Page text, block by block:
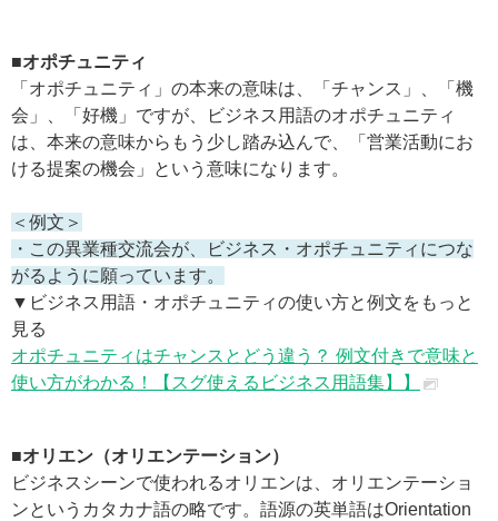
■オポチュニティ
「オポチュニティ」の本来の意味は、「チャンス」、「機
会」、「好機」ですが、ビジネス用語のオポチュニティ
は、本来の意味からもう少し踏み込んで、「営業活動にお
ける提案の機会」という意味になります。
＜例文＞
・この異業種交流会が、ビジネス・オポチュニティにつな
がるように願っています。
▼ビジネス用語・オポチュニティの使い方と例文をもっと
見る
オポチュニティはチャンスとどう違う？ 例文付きで意味と
使い方がわかる！【スグ使えるビジネス用語集】】
■オリエン（オリエンテーション）
ビジネスシーンで使われるオリエンは、オリエンテーショ
ンというカタカナ語の略です。語源の英単語はOrientation